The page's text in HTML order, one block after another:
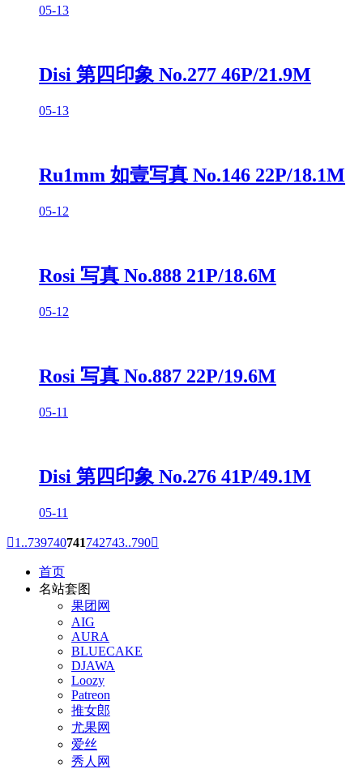
05-13
Disi 第四印象 No.277 46P/21.9M
05-13
Ru1mm 如壹写真 No.146 22P/18.1M
05-12
Rosi 写真 No.888 21P/18.6M
05-12
Rosi 写真 No.887 22P/19.6M
05-11
Disi 第四印象 No.276 41P/49.1M
05-11
1..739740741742743..790
首页
名站套图
果团网
AIG
AURA
BLUECAKE
DJAWA
Loozy
Patreon
推女郎
尤果网
爱丝
秀人网